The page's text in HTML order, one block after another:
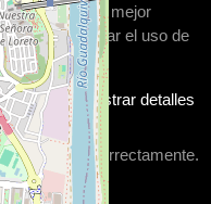
obtienes la mejor
rechazar el uso de
Mostrar detalles
funcione correctamente.